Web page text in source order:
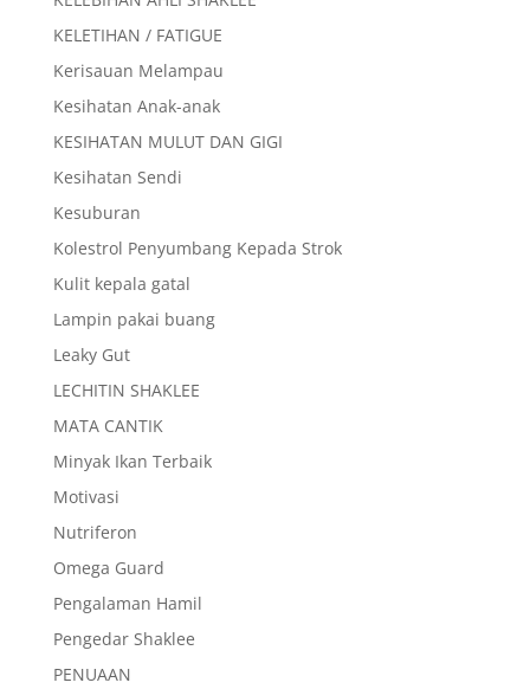
KELETIHAN / FATIGUE
Kerisauan Melampau
Kesihatan Anak-anak
KESIHATAN MULUT DAN GIGI
Kesihatan Sendi
Kesuburan
Kolestrol Penyumbang Kepada Strok
Kulit kepala gatal
Lampin pakai buang
Leaky Gut
LECHITIN SHAKLEE
MATA CANTIK
Minyak Ikan Terbaik
Motivasi
Nutriferon
Omega Guard
Pengalaman Hamil
Pengedar Shaklee
PENUAAN